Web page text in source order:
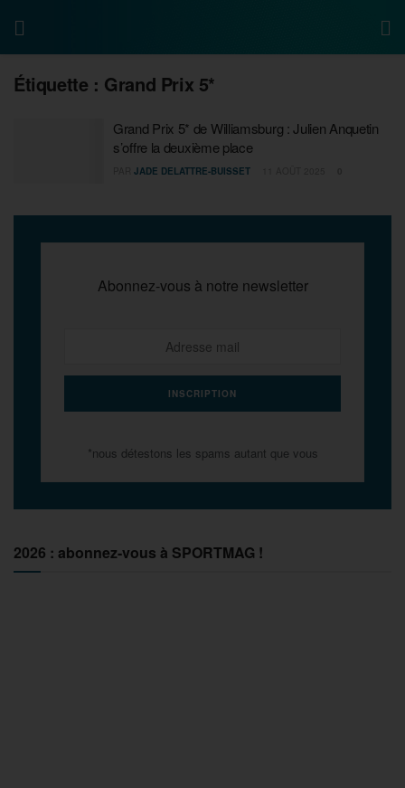
Étiquette : Grand Prix 5*
Grand Prix 5* de Williamsburg : Julien Anquetin
s’offre la deuxième place
JADE DELATTRE-BUISSET
Abonnez-vous à notre newsletter
*nous détestons les spams autant que vous
2026 : abonnez-vous à SPORTMAG !